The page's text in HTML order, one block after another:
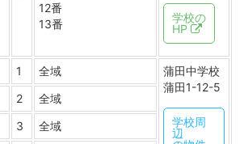
学校の
HP
12番
13番
1 全域
蒲田中学校
蒲田1-12-5
学校周
辺
2
全域
3
全域